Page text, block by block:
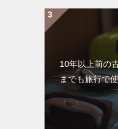
10年以上前の
までも旅行で